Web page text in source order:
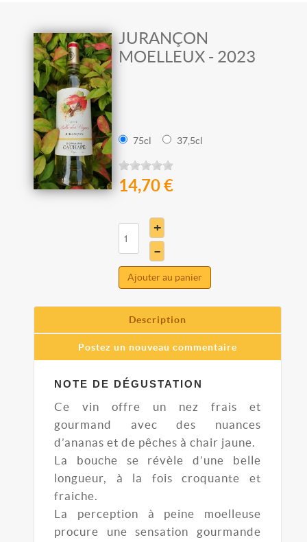
JURANÇON
MOELLEUX - 2023
75cl 37,5cl
14,70 €
+
–
Ajouter au panier
Description
Postez un nouveau commentaire
NOTE DE DÉGUSTATION
Ce vin offre un nez frais et
gourmand avec des nuances
d’ananas et de pêches à chair jaune.
La bouche se révèle d’une belle
longueur, à la fois croquante et
fraiche.
La perception à peine moelleuse
procure une sensation gourmande